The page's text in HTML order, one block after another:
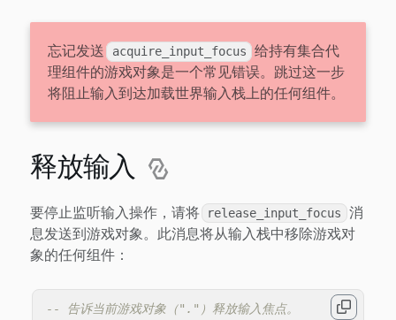
忘记发送 acquire_input_focus
给持有集合代
理组件的游戏对象是一个常见错误。跳过这一步
将阻止输入到达加载世界输入栈上的任何组件。
释放输入
要停止监听输入操作，请将 release_input_focus
消
息发送到游戏对象。此消息将从输入栈中移除游戏对
象的任何组件：
-- 告诉当前游戏对象（"."）释放输入焦点。